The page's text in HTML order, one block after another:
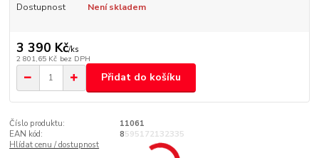
Dostupnost Není skladem
3 390 Kč/ks
2 801,65 Kč bez DPH
Přidat do košíku
Číslo produktu:
11061
EAN kód:
8595172132335
Hlídat cenu / dostupnost